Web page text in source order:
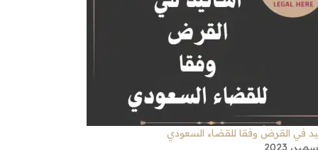
في القرض وفقا للقضاء السعودي